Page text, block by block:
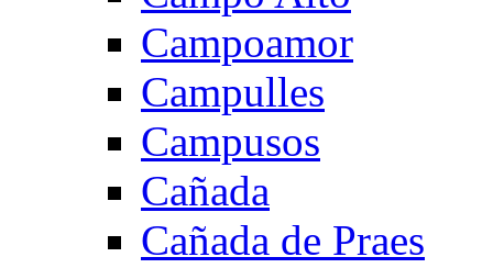
Campoamor
Campulles
Campusos
Cañada
Cañada de Praes